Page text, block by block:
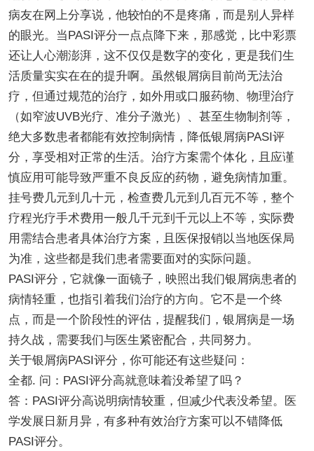
病友在网上分享说，他较怕的不是疼痛，而是别人异样
的眼光。当PASI评分一点点降下来，那感觉，比中彩票
还让人心潮澎湃，这不仅仅是数字的变化，更是我们生
活质量实实在在的提升啊。虽然银屑病目前尚无法治
疗，但通过规范的治疗，如外用或口服药物、物理治疗
（如窄波UVB光疗、准分子激光）、甚至生物制剂等，
绝大多数患者都能有效控制病情，降低银屑病PASI评
分，享受相对正常的生活。治疗方案需个体化，且应谨
慎应用可能导致严重不良反应的药物，避免病情加重。
挂号费几元到几十元，检查费几元到几百元不等，整个
疗程光疗手术费用一般几千元到千元以上不等，实际费
用需结合患者具体治疗方案，且医保报销以当地医保局
为准，这些都是我们患者需要面对的实际问题。
PASI评分，它就像一面镜子，映照出我们银屑病患者的
病情轻重，也指引着我们治疗的方向。它不是一个终
点，而是一个阶段性的评估，提醒我们，银屑病是一场
持久战，需要我们与医生紧密配合，共同努力。
关于银屑病PASI评分，你可能还有这些疑问：
全都. 问：PASI评分高就意味着没希望了吗？
答：PASI评分高说明病情较重，但减少代表没希望。医
学发展日新月异，有多种有效治疗方案可以不错降低
PASI评分。